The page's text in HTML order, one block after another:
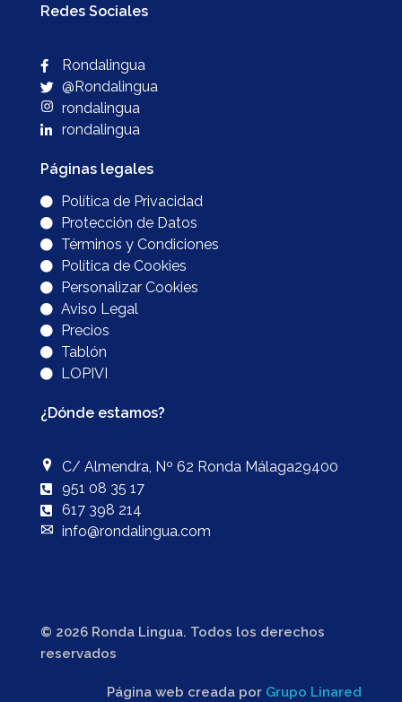
Redes Sociales
Rondalingua
@Rondalingua
rondalingua
rondalingua
Páginas legales
Política de Privacidad
Protección de Datos
Términos y Condiciones
Política de Cookies
Personalizar Cookies
Aviso Legal
Precios
Tablón
LOPIVI
¿Dónde estamos?
C/ Almendra, Nº 62 Ronda Málaga29400
951 08 35 17
617 398 214
info@rondalingua.com
© 2026 Ronda Lingua. Todos los derechos
reservados
Página web creada por Grupo Linared